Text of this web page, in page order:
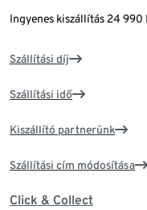
Ingyenes kiszállítás 24
Szállítási díj
Szállítási idő
Kiszállító partnerünk
Szállítási cím módosítása
Click & Collect